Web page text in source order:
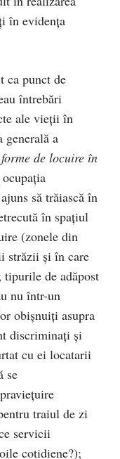
în evidența
ca punct de
întrebări
ale vieții în
generală a
forme de locuire în
să trăiască în
în spațiul
(zonele din
străzii și în care
de adăpost
nu într-un
obișnuiți asupra
discriminați și
cu ei locatarii
se
traiul de zi
servicii
cotidiene?);